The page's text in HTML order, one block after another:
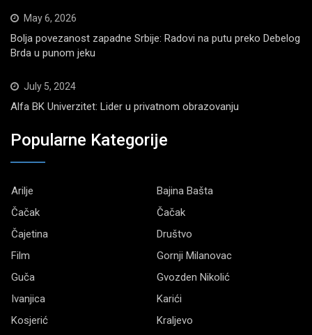
May 6, 2026
Bolja povezanost zapadne Srbije: Radovi na putu preko Debelog
Brda u punom jeku
July 5, 2024
Alfa BK Univerzitet: Lider u privatnom obrazovanju
Popularne Kategorije
Arilje
Bajina Bašta
Čačak
Čačak
Čajetina
Društvo
Film
Gornji Milanovac
Guča
Gvozden Nikolić
Ivanjica
Karići
Kosjerić
Kraljevo